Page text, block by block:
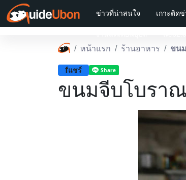
ข่าวที่น่าสนใจ เกาะติดข่
หน้าแรก ร้านอาหาร ขน
fแชร์
ขนมจีบโบรา